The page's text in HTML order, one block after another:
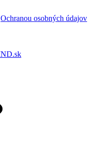
Ochranou osobných údajov